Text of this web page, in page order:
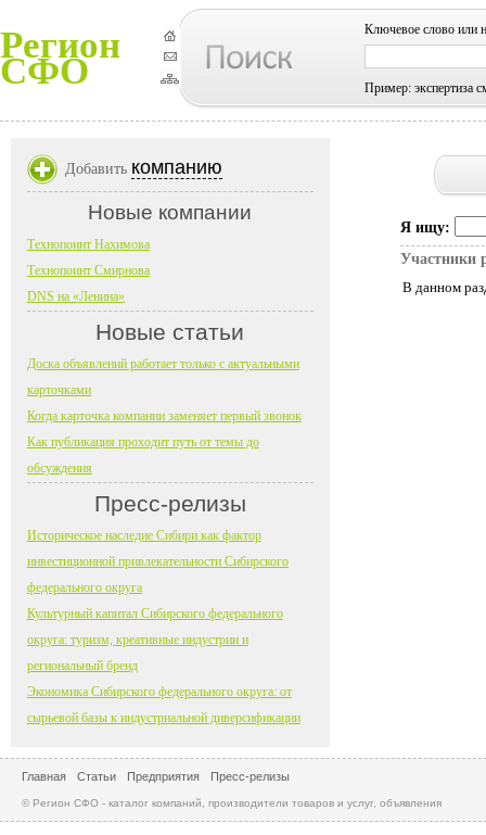
Регион
СФО
Ключевое слово или
Пример: экспертиза
Я ищу:
Участники
В данном
Добавить компанию
Новые компании
Технопоинт Нахимова
Технопоинт Смирнова
DNS на «Ленина»
Новые статьи
Доска объявлений работает только с актуальными
карточками
Когда карточка компании заменяет первый звонок
Как публикация проходит путь от темы до
обсуждения
Пресс-релизы
Историческое наследие Сибири как фактор
инвестиционной привлекательности Сибирского
федерального округа
Культурный капитал Сибирского федерального
округа: туризм, креативные индустрии и
региональный бренд
Экономика Сибирского федерального округа: от
сырьевой базы к индустриальной диверсификации
Главная Статьи Предприятия Пресс-релизы
© Регион СФО - каталог компаний, производители товаров и услуг, объявления